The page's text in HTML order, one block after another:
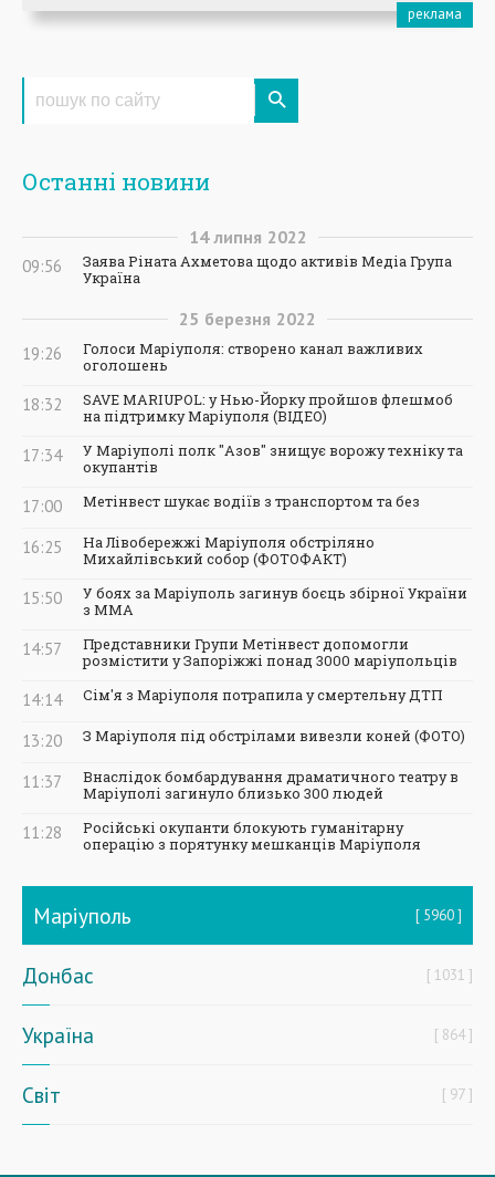
Останні новини
14 липня 2022
09:56
Заява Ріната Ахметова щодо активів Медіа Група
Україна
25 березня 2022
19:26
Голоси Маріуполя: створено канал важливих
оголошень
18:32
SAVE MARIUPOL: у Нью-Йорку пройшов флешмоб
на підтримку Маріуполя (ВІДЕО)
17:34
У Маріуполі полк "Азов" знищує ворожу техніку та
окупантів
17:00 Метінвест шукає водіїв з транспортом та без
16:25
На Лівобережжі Маріуполя обстріляно
Михайлівський собор (ФОТОФАКТ)
15:50
У боях за Маріуполь загинув боєць збірної України
з ММА
14:57
Представники Групи Метінвест допомогли
розмістити у Запоріжжі понад 3000 маріупольців
14:14 Сім'я з Маріуполя потрапила у смертельну ДТП
13:20 З Маріуполя під обстрілами вивезли коней (ФОТО)
11:37
Внаслідок бомбардування драматичного театру в
Маріуполі загинуло близько 300 людей
11:28
Російські окупанти блокують гуманітарну
операцію з порятунку мешканців Маріуполя
Маріуполь 5960
Донбас 1031
Україна 864
Світ 97